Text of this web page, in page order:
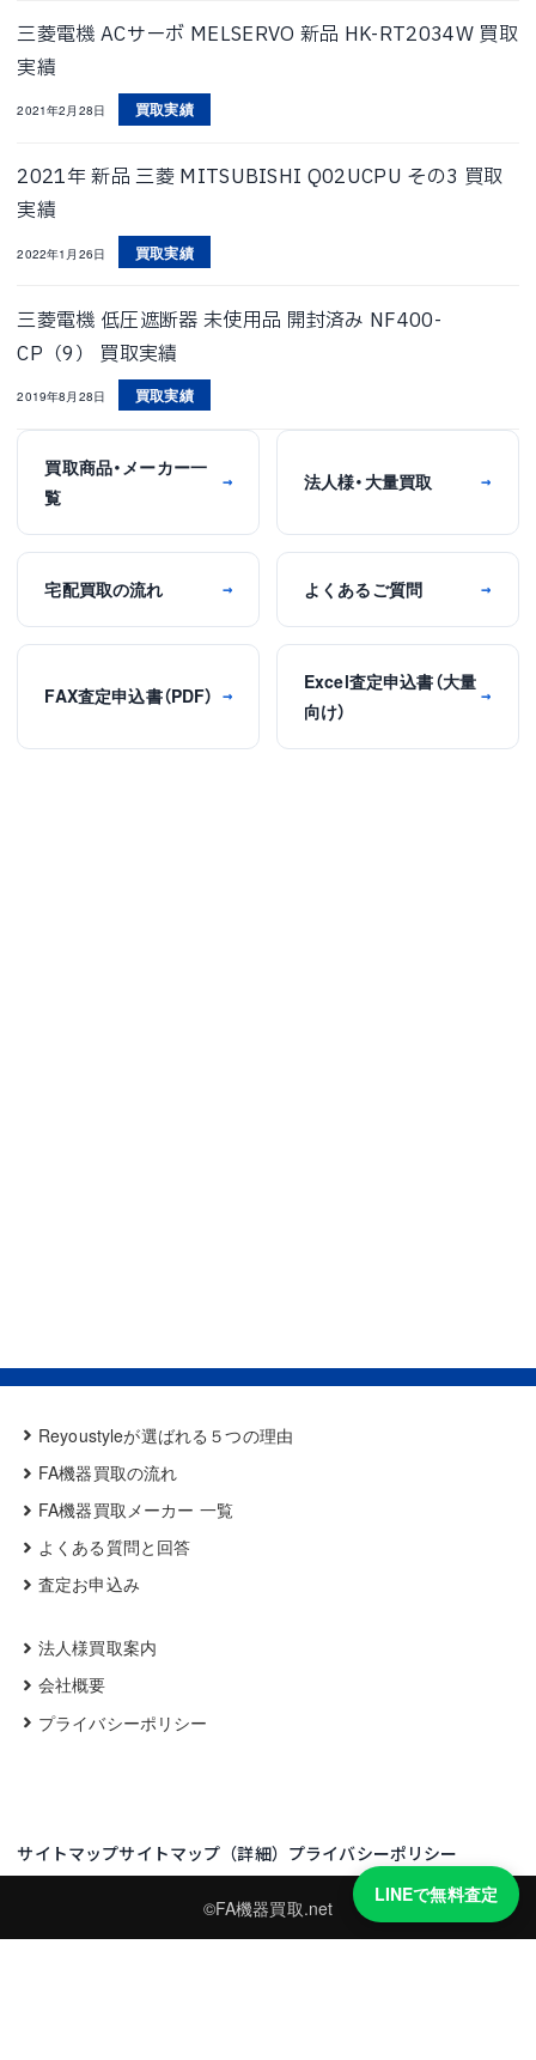
三菱電機 ACサーボ MELSERVO 新品 HK-RT2034W 買取
実績
2021年2月28日 買取実績
2021年 新品 三菱 MITSUBISHI Q02UCPU その3 買取
実績
2022年1月26日 買取実績
三菱電機 低圧遮断器 未使用品 開封済み NF400-
CP（9） 買取実績
2019年8月28日 買取実績
買取商品・メーカー一
覧
→ 法人様・大量買取 →
宅配買取の流れ → よくあるご質問 →
FAX査定申込書（PDF） →
Excel査定申込書（大量
向け）
→
Reyoustyleが選ばれる５つの理由
FA機器買取の流れ
FA機器買取メーカー 一覧
よくある質問と回答
査定お申込み
法人様買取案内
会社概要
プライバシーポリシー
サイトマップサイトマップ（詳細） プライバシーポリシー
©FA機器買取.net
LINEで無料査定